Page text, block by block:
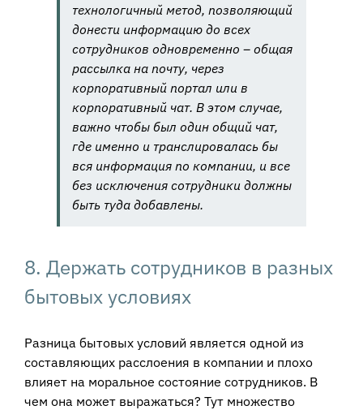
технологичный метод, позволяющий
донести информацию до всех
сотрудников одновременно – общая
рассылка на почту, через
корпоративный портал или в
корпоративный чат. В этом случае,
важно чтобы был один общий чат,
где именно и транслировалась бы
вся информация по компании, и все
без исключения сотрудники должны
быть туда добавлены.
8. Держать сотрудников в разных
бытовых условиях
Разница бытовых условий является одной из
составляющих расслоения в компании и плохо
влияет на моральное состояние сотрудников. В
чем она может выражаться? Тут множество